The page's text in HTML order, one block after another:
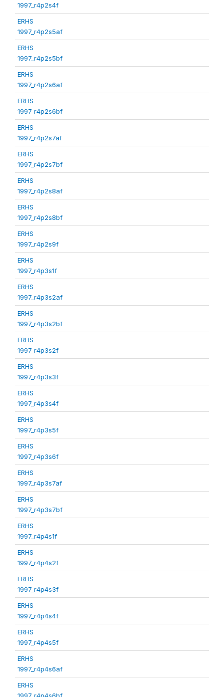
1997_r4p2s4f
ERHS
1997_r4p2s5af
ERHS
1997_r4p2s5bf
ERHS
1997_r4p2s6af
ERHS
1997_r4p2s6bf
ERHS
1997_r4p2s7af
ERHS
1997_r4p2s7bf
ERHS
1997_r4p2s8af
ERHS
1997_r4p2s8bf
ERHS
1997_r4p2s9f
ERHS
1997_r4p3s1f
ERHS
1997_r4p3s2af
ERHS
1997_r4p3s2bf
ERHS
1997_r4p3s2f
ERHS
1997_r4p3s3f
ERHS
1997_r4p3s4f
ERHS
1997_r4p3s5f
ERHS
1997_r4p3s6f
ERHS
1997_r4p3s7af
ERHS
1997_r4p3s7bf
ERHS
1997_r4p4s1f
ERHS
1997_r4p4s2f
ERHS
1997_r4p4s3f
ERHS
1997_r4p4s4f
ERHS
1997_r4p4s5f
ERHS
1997_r4p4s6af
ERHS
1997_r4p4s6bf